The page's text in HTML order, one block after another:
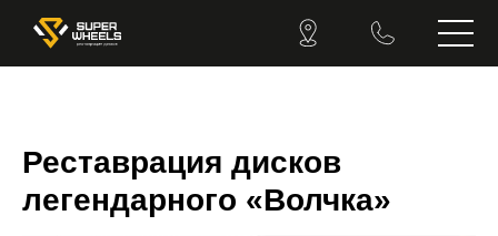
Реставрация дисков
легендарного «Волчка»